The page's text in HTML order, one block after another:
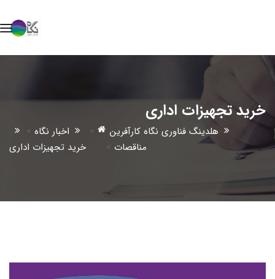
خرید تجهیزات اداری
هلدینگ فناوری نگاه کارآفرین > اخبار نگاه >
مناقصات > خرید تجهیزات اداری